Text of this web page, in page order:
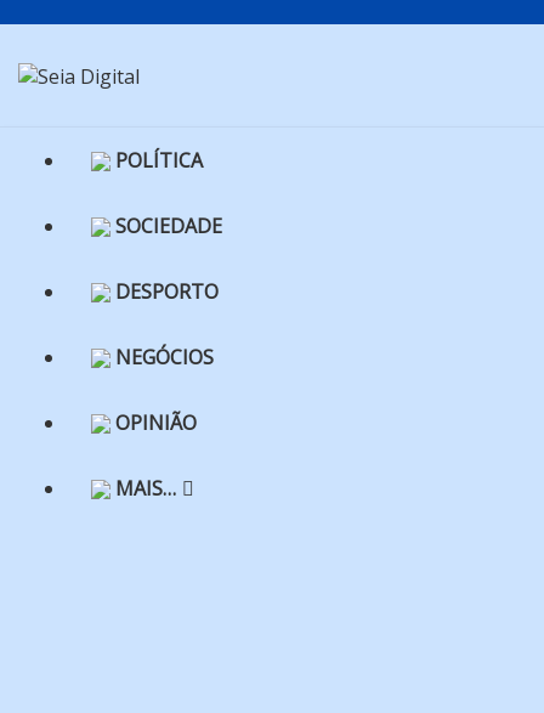
content
POLÍTICA
SOCIEDADE
DESPORTO
NEGÓCIOS
OPINIÃO
MAIS…